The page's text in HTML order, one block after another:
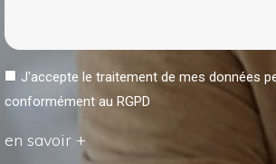
J'accepte le traitement de mes données
conformément au RGPD
en savoir +